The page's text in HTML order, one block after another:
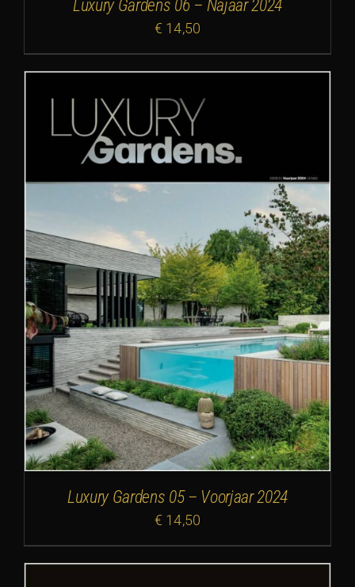
Luxury Gardens 06 – Najaar 2024
€ 14,50
Luxury Gardens 05 – Voorjaar 2024
€ 14,50